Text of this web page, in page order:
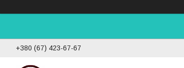
+380 (67) 423-67-67